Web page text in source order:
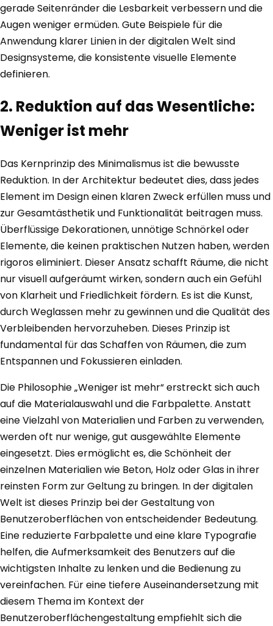
gerade Seitenränder die Lesbarkeit verbessern und die
Augen weniger ermüden. Gute Beispiele für die
Anwendung klarer Linien in der digitalen Welt sind
Designsysteme, die konsistente visuelle Elemente
definieren.
2. Reduktion auf das Wesentliche:
Weniger ist mehr
Das Kernprinzip des Minimalismus ist die bewusste
Reduktion. In der Architektur bedeutet dies, dass jedes
Element im Design einen klaren Zweck erfüllen muss und
zur Gesamtästhetik und Funktionalität beitragen muss.
Überflüssige Dekorationen, unnötige Schnörkel oder
Elemente, die keinen praktischen Nutzen haben, werden
rigoros eliminiert. Dieser Ansatz schafft Räume, die nicht
nur visuell aufgeräumt wirken, sondern auch ein Gefühl
von Klarheit und Friedlichkeit fördern. Es ist die Kunst,
durch Weglassen mehr zu gewinnen und die Qualität des
Verbleibenden hervorzuheben. Dieses Prinzip ist
fundamental für das Schaffen von Räumen, die zum
Entspannen und Fokussieren einladen.
Die Philosophie „Weniger ist mehr“ erstreckt sich auch
auf die Materialauswahl und die Farbpalette. Anstatt
eine Vielzahl von Materialien und Farben zu verwenden,
werden oft nur wenige, gut ausgewählte Elemente
eingesetzt. Dies ermöglicht es, die Schönheit der
einzelnen Materialien wie Beton, Holz oder Glas in ihrer
reinsten Form zur Geltung zu bringen. In der digitalen
Welt ist dieses Prinzip bei der Gestaltung von
Benutzeroberflächen von entscheidender Bedeutung.
Eine reduzierte Farbpalette und eine klare Typografie
helfen, die Aufmerksamkeit des Benutzers auf die
wichtigsten Inhalte zu lenken und die Bedienung zu
vereinfachen. Für eine tiefere Auseinandersetzung mit
diesem Thema im Kontext der
Benutzeroberflächengestaltung empfiehlt sich die